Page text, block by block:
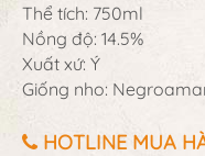
Thể tích: 750ml
Nồng độ: 14.5%
Xuất xứ: Ý
Giống nho:
HOTLINE MUA